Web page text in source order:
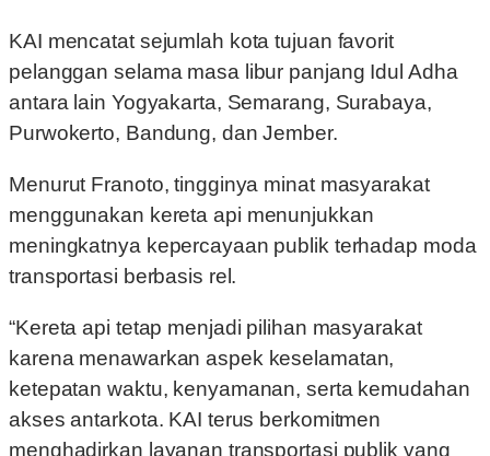
KAI mencatat sejumlah kota tujuan favorit
pelanggan selama masa libur panjang Idul Adha
antara lain Yogyakarta, Semarang, Surabaya,
Purwokerto, Bandung, dan Jember.
Menurut Franoto, tingginya minat masyarakat
menggunakan kereta api menunjukkan
meningkatnya kepercayaan publik terhadap moda
transportasi berbasis rel.
“Kereta api tetap menjadi pilihan masyarakat
karena menawarkan aspek keselamatan,
ketepatan waktu, kenyamanan, serta kemudahan
akses antarkota. KAI terus berkomitmen
menghadirkan layanan transportasi publik yang